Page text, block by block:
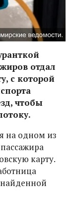
отдал
с которой
чтобы
на одном из
карту.